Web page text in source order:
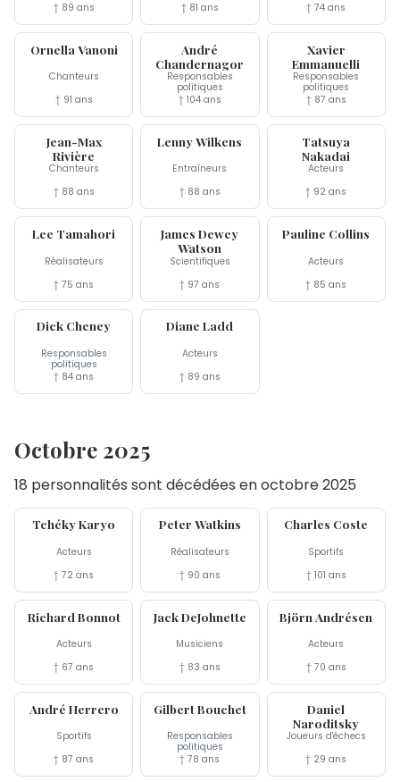
† 89 ans
† 81 ans
† 74 ans
21 nov
Ornella Vanoni
Chanteurs
† 91 ans
18 nov
André
Chandernagor
Responsables
politiques
† 104 ans
16 nov
Xavier
Emmanuelli
Responsables
politiques
† 87 ans
15 nov
Jean-Max
Rivière
Chanteurs
† 88 ans
9 nov
Lenny Wilkens
Entraîneurs
† 88 ans
8 nov
Tatsuya
Nakadai
Acteurs
† 92 ans
7 nov
Lee Tamahori
Réalisateurs
† 75 ans
6 nov
James Dewey
Watson
Scientifiques
† 97 ans
5 nov
Pauline Collins
Acteurs
† 85 ans
3 nov
Dick Cheney
Responsables
politiques
† 84 ans
3 nov
Diane Ladd
Acteurs
† 89 ans
Octobre 2025
18 personnalités sont décédées en octobre 2025
31 oct
Tchéky Karyo
Acteurs
† 72 ans
Peter Watkins
Réalisateurs
† 90 ans
Charles Coste
Sportifs
† 101 ans
28 oct
Richard Bonnot
Acteurs
† 67 ans
26 oct
Jack DeJohnette
Musiciens
† 83 ans
25 oct
Björn Andrésen
Acteurs
† 70 ans
23 oct
André Herrero
Sportifs
† 87 ans
20 oct
Gilbert Bouchet
Responsables
politiques
† 78 ans
19 oct
Daniel
Naroditsky
Joueurs d'échecs
† 29 ans
18 oct 16 oct 15 oct